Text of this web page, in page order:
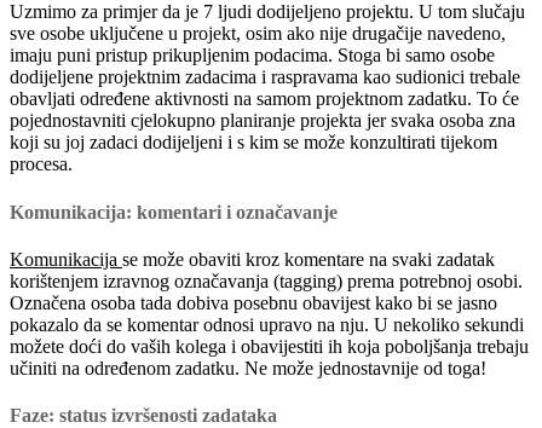
Uzmimo za primjer da je 7 ljudi dodijeljeno projektu. U tom slučaju
sve osobe uključene u projekt, osim ako nije drugačije navedeno,
imaju puni pristup prikupljenim podacima. Stoga bi samo osobe
dodijeljene projektnim zadacima i raspravama kao sudionici trebale
obavljati određene aktivnosti na samom projektnom zadatku. To će
pojednostavniti cjelokupno planiranje projekta jer svaka osoba zna
koji su joj zadaci dodijeljeni i s kim se može konzultirati tijekom
procesa.
Komunikacija: komentari i označavanje
Komunikacija se može obaviti kroz komentare na svaki zadatak
korištenjem izravnog označavanja (tagging) prema potrebnoj osobi.
Označena osoba tada dobiva posebnu obavijest kako bi se jasno
pokazalo da se komentar odnosi upravo na nju. U nekoliko sekundi
možete doći do vaših kolega i obavijestiti ih koja poboljšanja trebaju
učiniti na određenom zadatku. Ne može jednostavnije od toga!
Faze: status izvršenosti zadataka